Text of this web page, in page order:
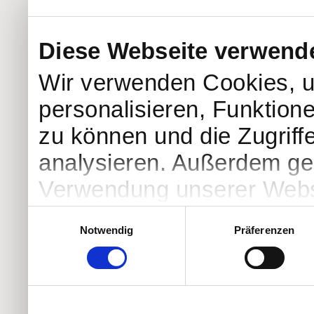
Diese Webseite
Wir verwenden Cookies,
personalisieren,
zu können und die
analysieren. Außerdem
Verwendung unserer
Partner führen diese
weiteren Daten
Notwendig
Präferenzen